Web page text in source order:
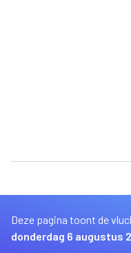
Deze pagina toont de
donderdag 6 augustus